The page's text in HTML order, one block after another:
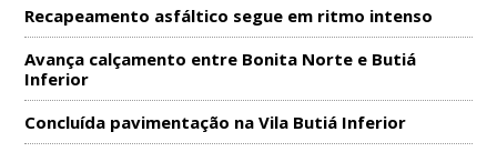
Recapeamento asfáltico segue em ritmo intenso
Avança calçamento entre Bonita Norte e Butiá
Inferior
Concluída pavimentação na Vila Butiá Inferior